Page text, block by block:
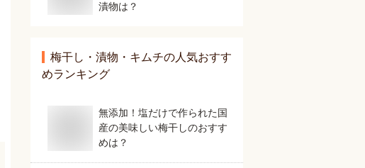
漬物は？
梅干し・漬物・キムチの人気おすす
めランキング
無添加！塩だけで作られた国
産の美味しい梅干しのおすす
めは？